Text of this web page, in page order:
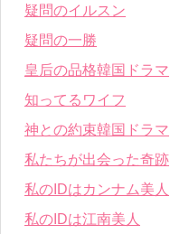
疑問のイルスン
疑問の一勝
皇后の品格韓国ドラマ
知ってるワイフ
神との約束韓国ドラマ
私たちが出会った奇跡
私のIDはカンナム美人
私のIDは江南美人